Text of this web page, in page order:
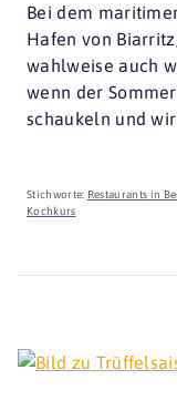
Bei dem
Hafen von
wahlweise auch
wenn der
schaukeln und
Stichworte: Restaurants in
Kochkurs